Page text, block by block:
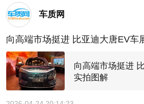
车质网
向高端市场挺进 比亚迪大唐EV车
向高端市场挺进
实拍图解